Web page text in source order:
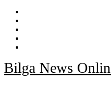
Bilga News